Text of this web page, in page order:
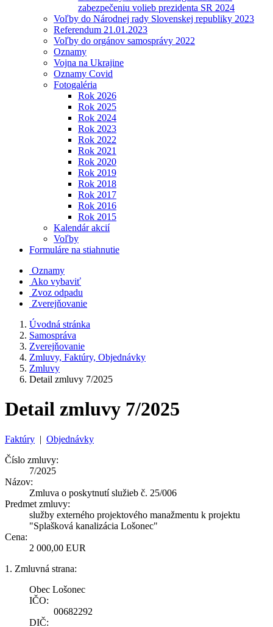
zabezpečeniu volieb prezidenta SR 2024
Voľby do Národnej rady Slovenskej republiky 2023
Referendum 21.01.2023
Voľby do orgánov samosprávy 2022
Oznamy
Vojna na Ukrajine
Oznamy Covid
Fotogaléria
Rok 2026
Rok 2025
Rok 2024
Rok 2023
Rok 2022
Rok 2021
Rok 2020
Rok 2019
Rok 2018
Rok 2017
Rok 2016
Rok 2015
Kalendár akcií
Voľby
Formuláre na stiahnutie
Oznamy
Ako vybaviť
Zvoz odpadu
Zverejňovanie
Úvodná stránka
Samospráva
Zverejňovanie
Zmluvy, Faktúry, Objednávky
Zmluvy
Detail zmluvy 7/2025
Detail zmluvy 7/2025
Faktúry | Objednávky
Číslo zmluvy:
7/2025
Názov:
Zmluva o poskytnutí služieb č. 25/006
Predmet zmluvy:
služby externého projektového manažmentu k projektu
"Splašková kanalizácia Lošonec"
Cena:
2 000,00 EUR
1. Zmluvná strana:
Obec Lošonec
IČO:
00682292
DIČ: